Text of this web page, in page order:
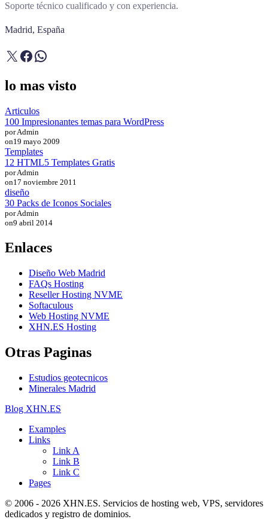
Soporte técnico cualificado y con experiencia.
Madrid, España
X Facebook
WhatsApp
lo mas visto
Articulos
100 Impresionantes temas para WordPress
por Admin
on19 mayo 2009
Templates
12 HTML5 Templates Gratis
por Admin
on17 noviembre 2011
diseño
30 Packs de Iconos Sociales
por Admin
on9 abril 2014
Enlaces
Diseño Web Madrid
FAQs Hosting
Reseller Hosting NVME
Softaculous
Web Hosting NVME
XHN.ES Hosting
Otras Paginas
Estudios geotecnicos
Minerales Madrid
Blog XHN.ES
Examples
Links
Link A
Link B
Link C
Pages
© 2006 - 2026 XHN.ES. Servicios de hosting web, VPS, servidores
dedicados y registro de dominios.